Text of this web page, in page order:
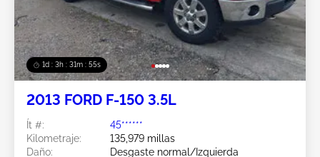
1d : 3h : 31m : 52s
2013 FORD F-150 3.5L
Ít #:
45******
Kilometraje:
135,979 millas
Daño:
Desgaste normal/Izquierda